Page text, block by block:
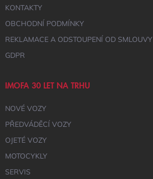
KONTAKTY
OBCHODNÍ PODMÍNKY
REKLAMACE A ODSTOUPENÍ OD SMLOUVY
GDPR
IMOFA 30 LET NA TRHU
NOVÉ VOZY
PŘEDVÁDĚCÍ VOZY
OJETÉ VOZY
MOTOCYKLY
SERVIS